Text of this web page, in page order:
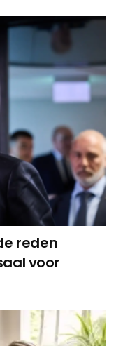
reden
voor